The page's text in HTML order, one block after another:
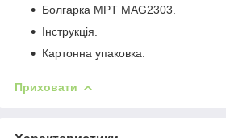
Болгарка MPT MAG2303.
Інструкція.
Картонна упаковка.
Приховати